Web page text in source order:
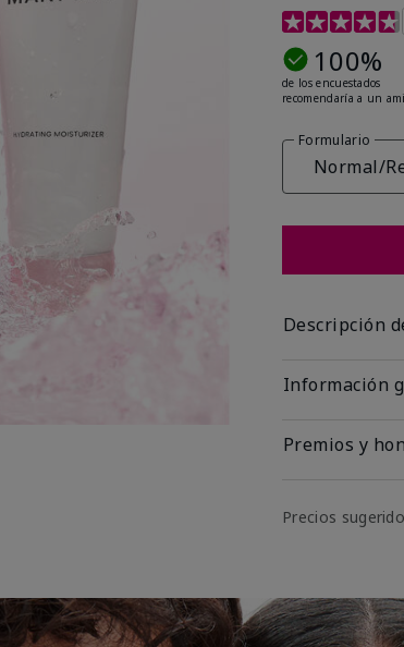
Calificación de
100%
de los encuestados
recomendaría a un
Formulario
Normal/
Descripción
Información
Premios y
Precios